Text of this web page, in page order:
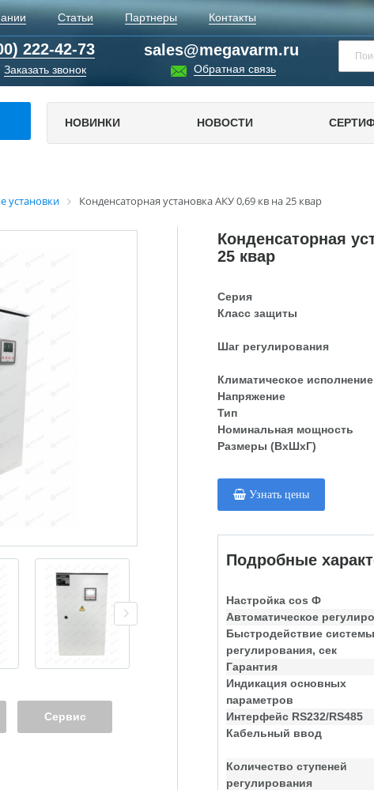
Статьи Партнеры Контакты
222-42-73
Заказать звонок
sales@megavarm.ru
Обратная связь
НОВИНКИ НОВОСТИ
установки Конденсаторная установка АКУ 0,69 кв на 25 квар
Сервис
Конденсаторная
25 квар
Серия
Класс защиты
Шаг регулирования
Климатическое исполнение
Напряжение
Тип
Номинальная мощность
Размеры (ВхШхГ)
Узнать цены
Подробные
Настройка cos Ф
Автоматическое
Быстродействие системы
регулирования, сек
Гарантия
Индикация основных
параметров
Интерфейс RS232/RS485
Кабельный ввод
Количество ступеней
регулирования